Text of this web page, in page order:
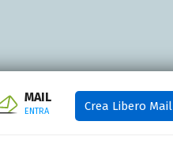
MAIL
ENTRA Crea Libero Mail